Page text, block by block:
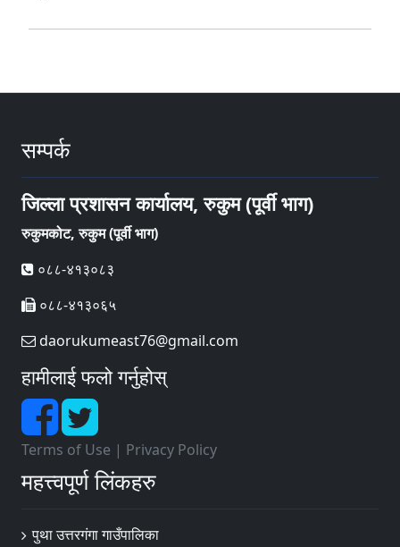
सम्पर्क
जिल्ला प्रशासन कार्यालय, रुकुम (पूर्वी भाग)
रुकुमकोट, रुकुम (पूर्वी भाग)
०८८-४१३०८३
०८८-४१३०६५
daorukumeast76@gmail.com
हामीलाई फलो गर्नुहोस्
Terms of Use | Privacy Policy
महत्त्वपूर्ण लिंकहरु
पुथा उत्तरगंगा गाउँपालिका